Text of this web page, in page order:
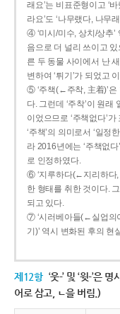
래요’는 비표준형이고 ‘
라요’도 ‘나무랬다, 나무
④ ‘미시/미수, 상치/상추’
음으로 더 널리 쓰이고
른 두 동물 사이에서 난 새
변하여 ‘튀기’가 되었고
⑤ ‘주책(←주착, 主着)’은
다. 그런데 ‘주착’이 원
이었으므로 ‘주책없다’
‘주책’의 의미로서 ‘일정
라 2016년에는 ‘주책없
로 인정하였다.
⑥ ‘지루하다(←지리하다,
한 형태를 취한 것이다.
되고 있다.
⑦ ‘시러베아들(←실업의
기)’ 역시 변화된 후의 현
제12항 ‘웃-’ 및 ‘윗-’은
어로 삼고, ㄴ을 버림.)